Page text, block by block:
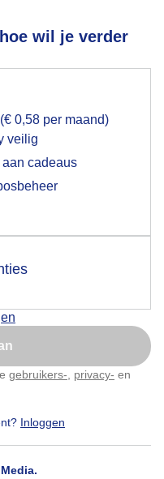
wil je verder
(€ 0,58 per maand)
veilig
cadeaus
gebruikers- privacy- en
Inloggen
frisjes maar niet
07-2025, 130x bekeken
voor het
op hebt gegeven,
je browser waarin
popup
later
te passen